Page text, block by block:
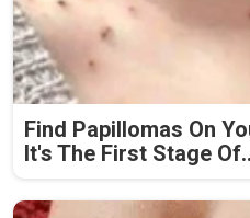
Find Papillomas On
It's The First Stage